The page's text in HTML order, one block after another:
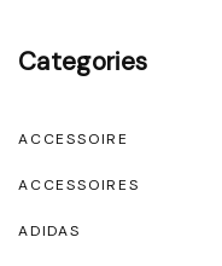
Categories
ACCESSOIRE
ACCESSOIRES
ADIDAS